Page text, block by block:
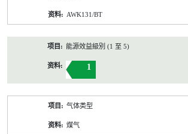
AWK131/BT
能源效益級別 (1 至 5)
1
气体类型
煤气